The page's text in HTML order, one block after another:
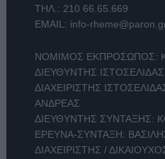
ΤΗΛ.: 210 66.65.669
EMAIL: info-
ΝΟΜΙΜΟΣ ΕΚΠΡΟΣΩΠΟΣ:
ΔΙΕΥΘΥΝΤΗΣ
ΔΙΑΧΕΙΡΙΣΤΗΣ
ΑΝΔΡΕΑΣ
ΔΙΕΥΘΥΝΤΗΣ ΣΥΝΤΑΞΗΣ:
ΕΡΕΥΝΑ-ΣΥΝΤΑΞΗ:
ΔΙΑΧΕΙΡΙΣΤΗΣ /